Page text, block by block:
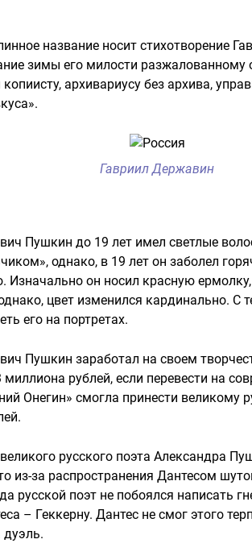
название носит стихотворение
зимы его милости разжалованному
архивариусу без архива,
Гавриил Державин
Пушкин до 19 лет имел светлые
однако, в 19 лет он заболел
Изначально он носил красную
цвет изменился кардинально. С
его на портретах.
Пушкин заработал на своем
миллиона рублей, если перевести на
Онегин» смогла принести великому
русского поэта Александра
из-за распространения Дантесом
русской поэт не побоялся написать
– Геккерну. Дантес не смог этого
дуэль.